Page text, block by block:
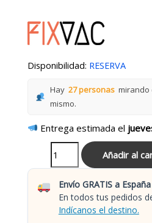
Disponibilidad: RESERVA
Hay 27 personas mirando
mismo.
Entrega estimada el
Añadir al
Envío GRATIS a
En todos tus pedidos
Indícanos el destino.